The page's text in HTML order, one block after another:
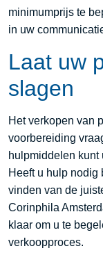
minimumprijs te
in uw
Laat uw
slagen
Het verkopen van
voorbereiding
hulpmiddelen kunt
Heeft u hulp nodig
vinden van de
Corinphila
klaar om u te
verkoopproces.